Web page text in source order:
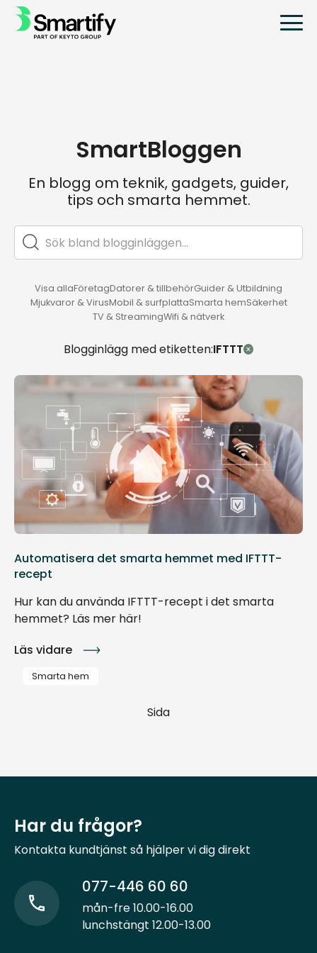
SmartBloggen
En blogg om teknik, gadgets, guider,
tips och smarta hemmet.
Visa allaFöretagDatorer & tillbehörGuider & Utbildning
Mjukvaror & VirusMobil & surfplattaSmarta hemSäkerhet
TV & StreamingWifi & nätverk
Blogginlägg med etiketten:IFTTT
Automatisera det smarta hemmet med IFTTT-
recept
Hur kan du använda IFTTT-recept i det smarta
hemmet? Läs mer här!
Läs vidare
Smarta hem
Sida
Har du frågor?
Kontakta kundtjänst så hjälper vi dig direkt
077-446 60 60
mån-fre 10.00-16.00
lunchstängt 12.00-13.00